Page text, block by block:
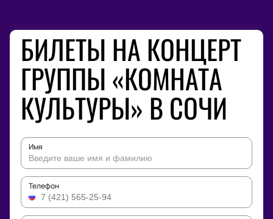
БИЛЕТЫ НА КОНЦЕРТ
ГРУППЫ «КОМНАТА
КУЛЬТУРЫ» В СОЧИ
Имя
Телефон